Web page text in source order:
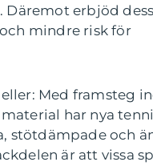
Däremot erbjöd
mindre risk för
Med framsteg
har nya
stötdämpade och
är att vissa